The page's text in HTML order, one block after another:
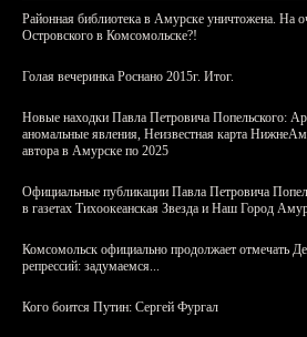
Районная библиотека в Амурске уничтожена. На
Островского в Комсомольске?!
Голая вечеринка Роснано 2015г. Итог.
Новые находки Павла Петровича Попельского:
аномальные явления, Неизвестная карта
автора в Амурске по 2025
Официальные публикации Павла Петровича
в газетах Тихоокеанская Звезда и Наш Город
Комсомольск официально продолжает отмечать
репрессий: задумаемся...
Кого боится Путин: Сергей Фургал